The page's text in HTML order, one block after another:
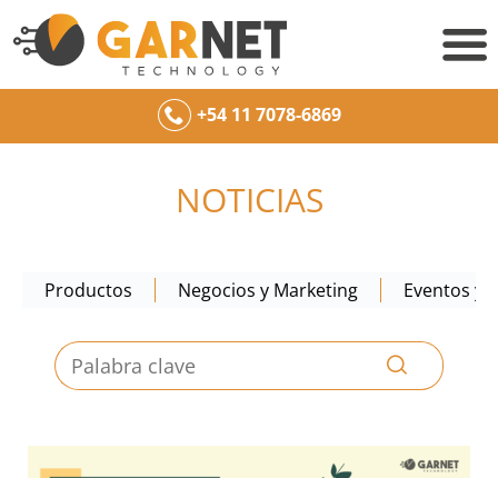
+54 11 7078-6869
NOTICIAS
Productos Negocios y Marketing Eventos y